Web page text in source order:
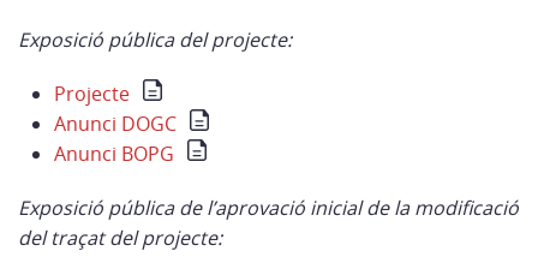
Exposició pública del projecte:
Projecte
Anunci DOGC
Anunci BOPG
Exposició pública de l’aprovació inicial de la modificació
del traçat del projecte: